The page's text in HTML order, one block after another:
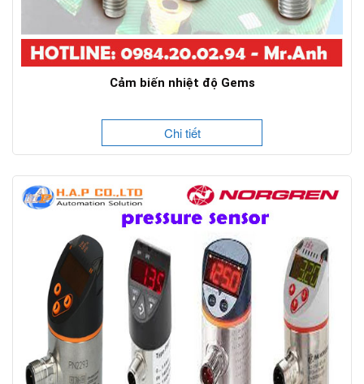
Cảm biến nhiệt độ Gems
Chi tiết